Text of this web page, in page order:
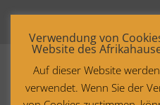
Verwendung von
Website des
Auf dieser Website
verwendet. Wenn Sie der